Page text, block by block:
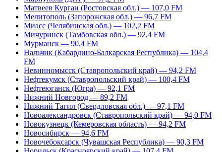
Матвеев Курган (Ростовская обл.) — 107,0 FM
Мелитополь (Запорожская обл.) — 96,7 FM
Миасс (Челябинская обл.) — 102,2 FM
Мичуринск (Тамбовская обл.) — 92,4 FM
Мурманск — 90,4 FM
Нальчик (Кабардино-Балкарская Республика) — 104,4
FM
Невинномысск (Ставропольский край) — 94,2 FM
Нефтекумск (Ставропольский край) — 100,4 FM
Нефтеюганск (Югра) — 92,1 FM
Нижний Новгород — 89,2 FM
Нижний Тагил (Свердловская обл.) — 97,1 FM
Новоалександровск (Ставропольский край) — 94,0 FM
Новокузнецк (Кемеровская область) — 94,2 FM
Новосибирск — 94,6 FM
Новочебоксарск (Чувашская Республика) — 90,3 FM